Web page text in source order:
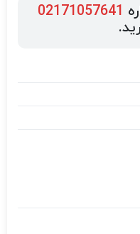
02171057641